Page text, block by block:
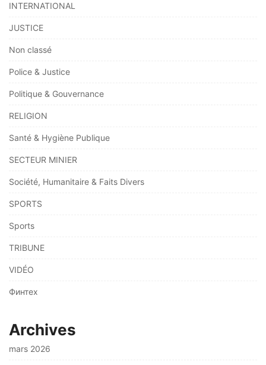
INTERNATIONAL
JUSTICE
Non classé
Police & Justice
Politique & Gouvernance
RELIGION
Santé & Hygiène Publique
SECTEUR MINIER
Société, Humanitaire & Faits Divers
SPORTS
Sports
TRIBUNE
VIDÉO
Финтех
Archives
mars 2026